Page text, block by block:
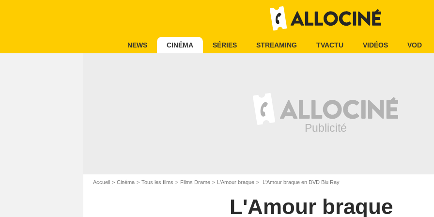
NEWS CINÉMA SÉRIES STREAMING TVACTU VIDÉOS VOD
Accueil Cinéma Tous les films Films Drame L'Amour braque L'Amour braque en DVD Blu Ray
L'Amour braque